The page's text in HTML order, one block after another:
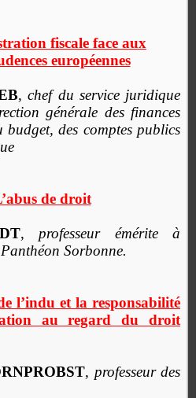
fiscale face aux
européennes
,chef du service juridique
générale des finances
des comptes publics
de droit
, professeur émérite à
Sorbonne.
l’indu et la responsabilité
au regard du droit
, professeur des